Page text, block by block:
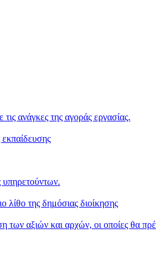
ανάγκες της αγοράς εργασίας.
λίθο της δημόσιας διοίκησης
αξιών και αρχών, οι οποίες θα